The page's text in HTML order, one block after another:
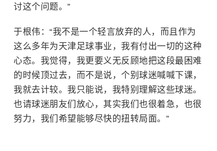
讨这个问题。”
于根伟：“我不是一个轻言放弃的人，而且作为
这么多年为天津足球事业，我有付出一切的这种
心态。我觉得，我更要义无反顾地把这段最困难
的时候顶过去，而不是说，个别球迷喊喊下课，
我就去计较。我只能说，我特别理解这些球迷。
也请球迷朋友们放心，其实我们也很着急，也很
努力，我们希望能够尽快的扭转局面。”